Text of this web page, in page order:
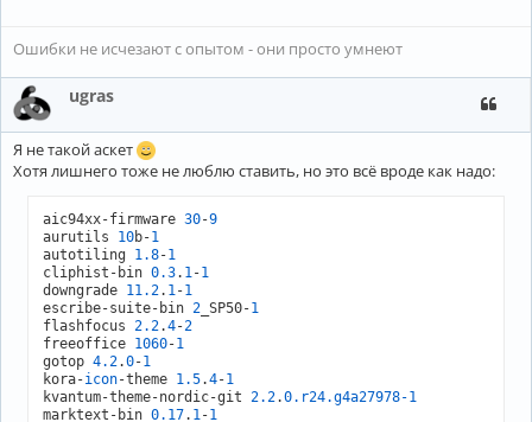
Ошибки не исчезают с опытом - они просто умнеют
ugras
Я не такой аскет
Хотя лишнего тоже не люблю ставить, но это всё вроде как надо:
aic94xx-firmware 30-9
aurutils 10b-1
autotiling 1.8-1
cliphist-bin 0.3. 1-1
downgrade 11.2. 1-1
escribe-suite-bin 2 _SP50-1
flashfocus 2.2.4-2
freeoffice 1060-1
gotop 4.2.0-1
kora-icon-theme 1.5.4-1
kvantum-theme-nordic-git 2.2.0.r24.g4a27978-1
marktext-bin 0.17. 1-1